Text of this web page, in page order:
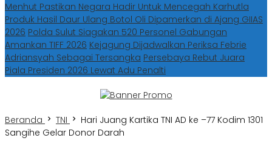
Menhut Pastikan Negara Hadir Untuk Mencegah Karhutla
Produk Hasil Daur Ulang Botol Oli Dipamerkan di Ajang GIIAS
2026 Polda Sulut Siagakan 520 Personel Gabungan
Amankan TIFF 2026 Kejagung Dijadwalkan Periksa Febrie
Adriansyah Sebagai Tersangka Persebaya Rebut Juara
Piala Presiden 2026 Lewat Adu Penalti
Beranda TNI
Hari Juang Kartika TNI AD ke –77 Kodim 1301
Sangihe Gelar Donor Darah